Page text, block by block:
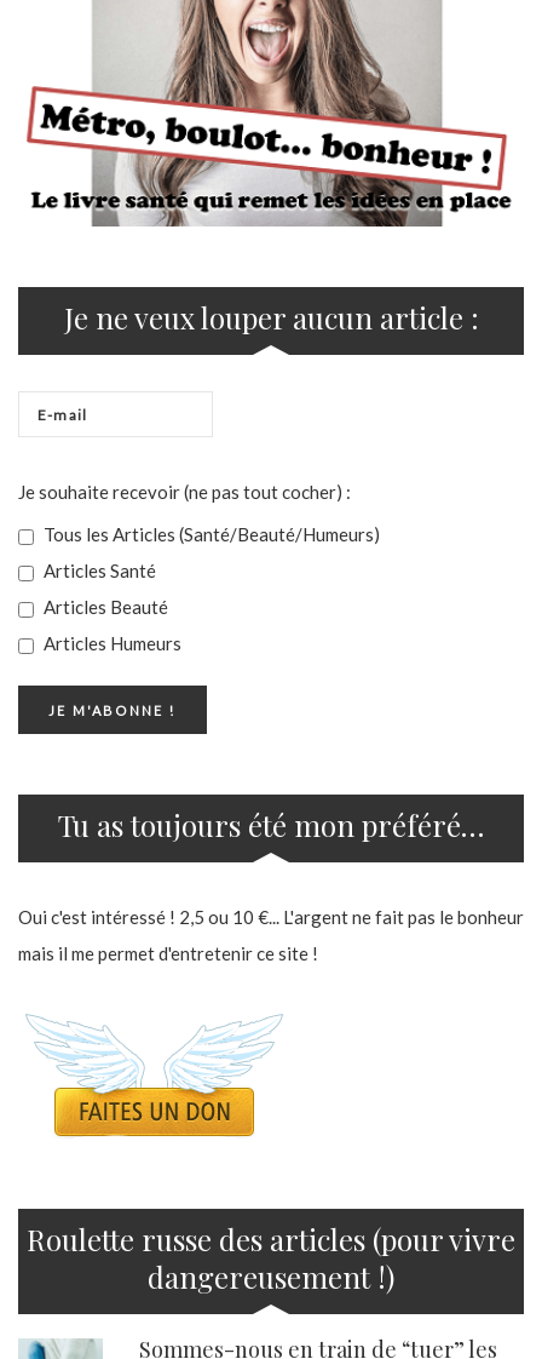
Je ne veux louper aucun article :
Je souhaite recevoir (ne pas tout cocher) :
Tous les Articles (Santé/Beauté/Humeurs)
Articles Santé
Articles Beauté
Articles Humeurs
Tu as toujours été mon préféré…
Oui c'est intéressé ! 2,5 ou 10 €... L'argent ne fait pas le bonheur
mais il me permet d'entretenir ce site !
Roulette russe des articles (pour vivre
dangereusement !)
Sommes-nous en train de “tuer” les